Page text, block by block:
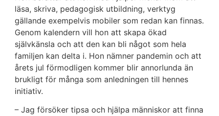
läsa, skriva, pedagogisk utbildning, verktyg
gällande exempelvis mobiler som redan kan finnas.
Genom kalendern vill hon att skapa ökad
självkänsla och att den kan bli något som hela
familjen kan delta i. Hon nämner pandemin och att
årets jul förmodligen kommer blir annorlunda än
brukligt för många som anledningen till hennes
initiativ.
– Jag försöker tipsa och hjälpa människor att finna